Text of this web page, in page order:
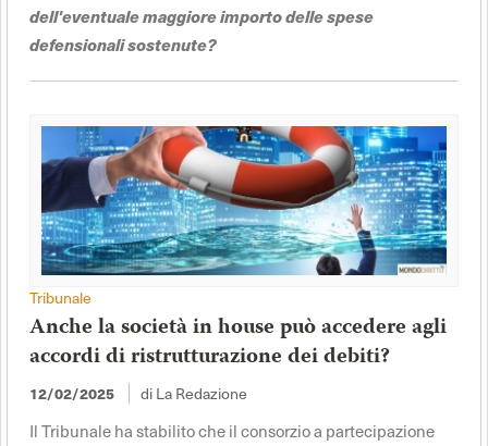
dell'eventuale maggiore importo delle spese
defensionali sostenute?
Tribunale
Anche la società in house può accedere agli
accordi di ristrutturazione dei debiti?
12/02/2025 di La Redazione
Il Tribunale ha stabilito che il consorzio a partecipazione